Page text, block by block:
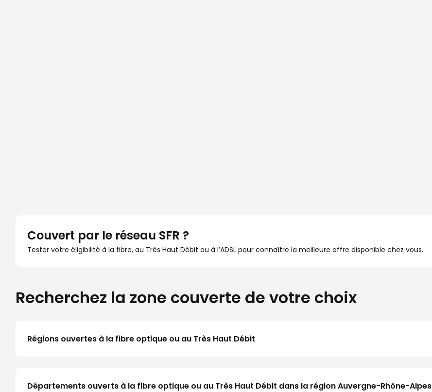
Couvert par le réseau SFR ?
Tester votre éligibilité à la fibre, au Très Haut Débit ou à l’ADSL pour connaître la meilleure offre disponible chez vous.
Recherchez la zone couverte de votre choix
Régions ouvertes à la fibre optique ou au Très Haut Débit
Départements ouverts à la fibre optique ou au Très Haut Débit dans la région Auvergne-Rhône-Alpes